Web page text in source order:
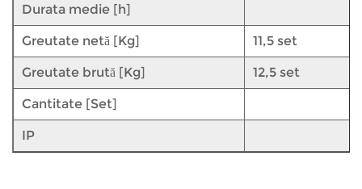
Durata medie [h]
Greutate netă [Kg] 11,5 set
Greutate brută [Kg] 12,5 set
Cantitate [Set]
IP